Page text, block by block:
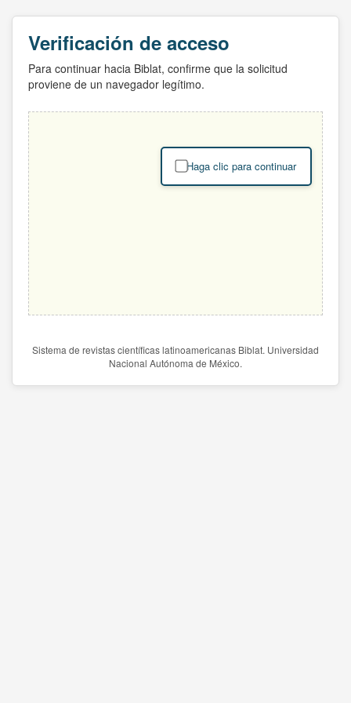
Verificación de acceso
Para continuar hacia Biblat, confirme que la solicitud
proviene de un navegador legítimo.
Haga clic para continuar
Sistema de revistas científicas latinoamericanas Biblat. Universidad
Nacional Autónoma de México.